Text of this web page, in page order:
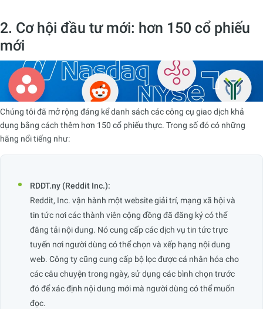
2. Cơ hội đầu tư mới: hơn 150 cổ phiếu
mới
Chúng tôi đã mở rộng đáng kể danh sách các công cụ giao dịch khả
dụng bằng cách thêm hơn 150 cổ phiếu thực. Trong số đó có những
hãng nổi tiếng như:
RDDT.ny (Reddit Inc.):
Reddit, Inc. vận hành một website giải trí, mạng xã hội và
tin tức nơi các thành viên cộng đồng đã đăng ký có thể
đăng tải nội dung. Nó cung cấp các dịch vụ tin tức trực
tuyến nơi người dùng có thể chọn và xếp hạng nội dung
web. Công ty cũng cung cấp bộ lọc được cá nhân hóa cho
các câu chuyện trong ngày, sử dụng các bình chọn trước
đó để xác định nội dung mới mà người dùng có thể muốn
đọc.